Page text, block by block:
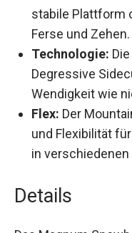
Breite:
Das
stabile Plattform
Ferse und Zehen.
Technologie:
Degressive
Wendigkeit wie
Flex:Der
und Flexibilität
Details